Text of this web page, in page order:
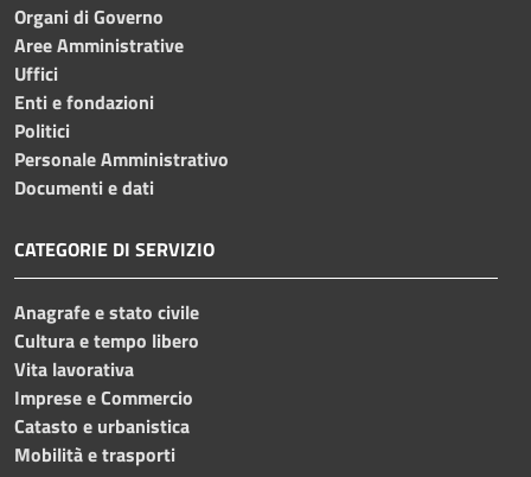
Organi di Governo
Aree Amministrative
Uffici
Enti e fondazioni
Politici
Personale Amministrativo
Documenti e dati
CATEGORIE DI SERVIZIO
Anagrafe e stato civile
Cultura e tempo libero
Vita lavorativa
Imprese e Commercio
Catasto e urbanistica
Mobilità e trasporti